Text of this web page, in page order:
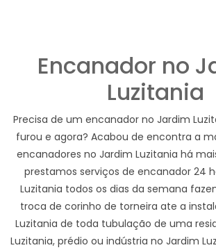
Encanador no
Luzitania
Precisa de um encanador no Jardim
furou e agora? Acabou de encontra a
encanadores no Jardim Luzitania há
prestamos serviços de encanador 24
Luzitania todos os dias da semana
troca de corinho de torneira ate a
Luzitania de toda tubulação de uma
Luzitania, prédio ou indústria no Jardim